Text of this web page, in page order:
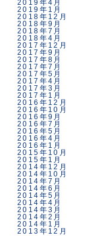
2019年4月
2019年1月
2018年12月
2018年9月
2018年7月
2018年4月
2017年12月
2017年9月
2017年8月
2017年7月
2017年5月
2017年4月
2017年3月
2017年1月
2016年12月
2016年10月
2016年9月
2016年7月
2016年5月
2016年4月
2016年1月
2015年10月
2015年1月
2014年12月
2014年10月
2014年7月
2014年6月
2014年5月
2014年4月
2014年3月
2014年2月
2014年1月
2013年12月